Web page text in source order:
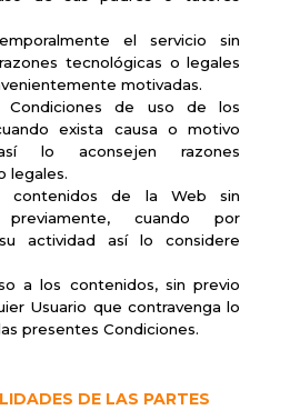
el servicio sin
tecnológicas o legales
motivadas.
Condiciones de uso de los
exista causa o motivo
lo aconsejen razones
legales.
contenidos de la Web sin
previamente, cuando por
actividad así lo considere
a los contenidos, sin previo
Usuario que contravenga lo
presentes Condiciones.
DE LAS PARTES